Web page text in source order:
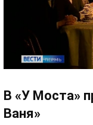
В «У Моста»
Ваня»